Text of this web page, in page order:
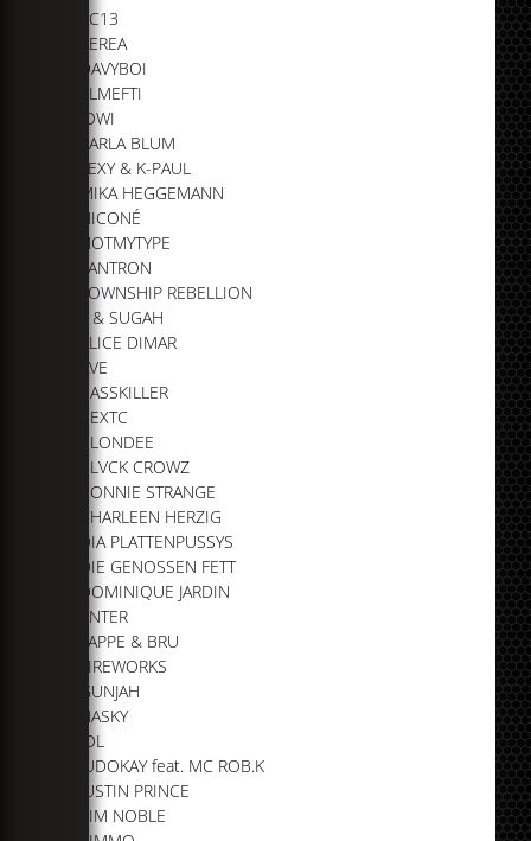
AC13
AEREA
DAVYBOI
ELMEFTI
JOWI
KARLA BLUM
LEXY & K-PAUL
MIKA HEGGEMANN
NICONÉ
NOTMYTYPE
TANTRON
TOWNSHIP REBELLION
T & SUGAH
ALICE DIMAR
AVE
BASSKILLER
BEXTC
BLONDEE
BLVCK CROWZ
BONNIE STRANGE
CHARLEEN HERZIG
DIA PLATTENPUSSYS
DIE GENOSSEN FETT
DOMINIQUE JARDIN
ENTER
FAPPE & BRU
FIREWORKS
GUNJAH
HASKY
JOL
JUDOKAY feat. MC ROB.K
JUSTIN PRINCE
KIM NOBLE